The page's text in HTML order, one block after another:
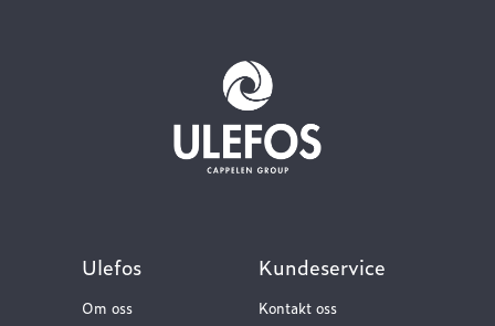
Ulefos
Om oss
Kundeservice
Kontakt oss